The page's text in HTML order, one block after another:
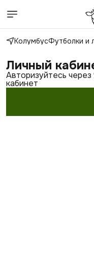
КолумбусФутболки и
Личный
Авторизуйтесь
кабинет